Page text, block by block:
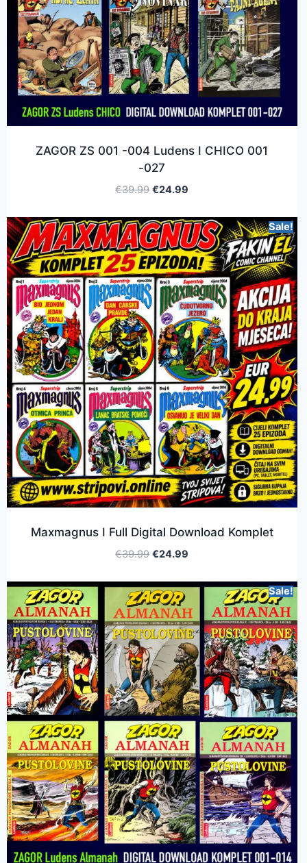
ZAGOR ZS 001 -004 Ludens I CHICO 001
-027
€39.99 €24.99
Sale!
Maxmagnus I Full Digital Download Komplet
€39.99 €24.99
Sale!